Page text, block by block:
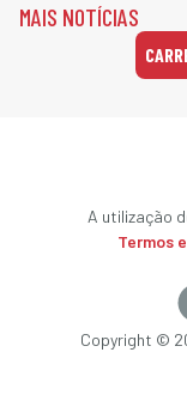
MAIS NOTÍCIAS
A utilização
Termos
Copyright ©